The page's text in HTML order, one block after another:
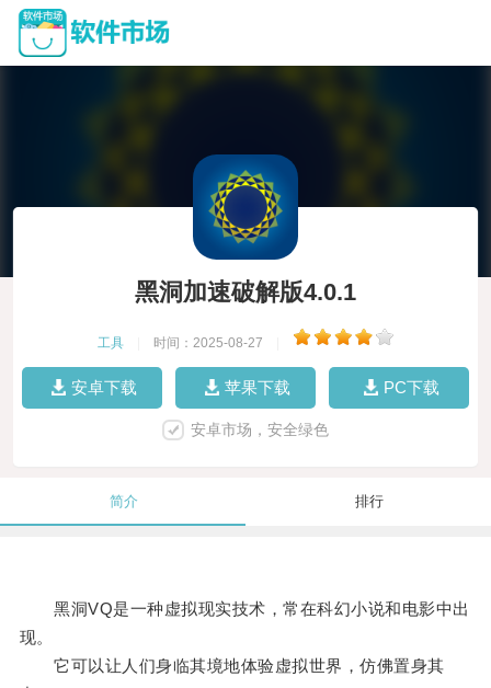
黑洞加速破解版4.0.1
工具 时间：2025-08-27
安卓下载 苹果下载 PC下载
安卓市场，安全绿色
简介 排行
黑洞VQ是一种虚拟现实技术，常在科幻小说和电影中出
现。
它可以让人们身临其境地体验虚拟世界，仿佛置身其